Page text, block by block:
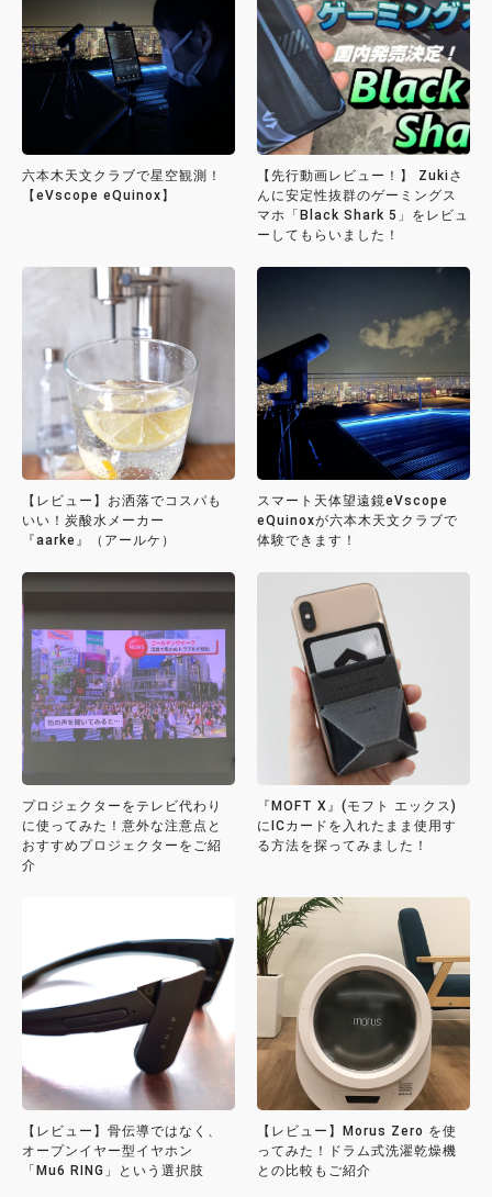
六本木天文クラブで星空観測！
【eVscope eQuinox】
【先行動画レビュー！】 Zukiさ
んに安定性抜群のゲーミングス
マホ「Black Shark 5」をレビュ
ーしてもらいました！
【レビュー】お洒落でコスパも
いい！炭酸水メーカー
『aarke』（アールケ）
スマート天体望遠鏡eVscope
eQuinoxが六本木天文クラブで
体験できます！
プロジェクターをテレビ代わり
に使ってみた！意外な注意点と
おすすめプロジェクターをご紹
介
『MOFT X』(モフト エックス)
にICカードを入れたまま使用す
る方法を探ってみました！
【レビュー】骨伝導ではなく、
オープンイヤー型イヤホン
「Mu6 RING」という選択肢
【レビュー】Morus Zero を使
ってみた！ドラム式洗濯乾燥機
との比較もご紹介